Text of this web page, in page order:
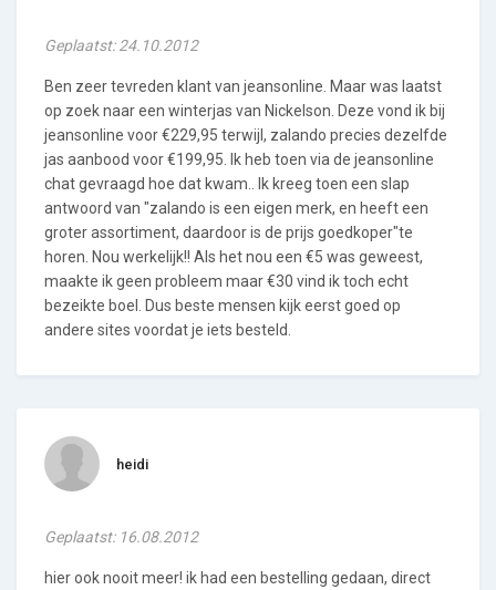
Geplaatst: 24.10.2012
Ben zeer tevreden klant van jeansonline. Maar was laatst
op zoek naar een winterjas van Nickelson. Deze vond ik bij
jeansonline voor €229,95 terwijl, zalando precies dezelfde
jas aanbood voor €199,95. Ik heb toen via de jeansonline
chat gevraagd hoe dat kwam.. Ik kreeg toen een slap
antwoord van "zalando is een eigen merk, en heeft een
groter assortiment, daardoor is de prijs goedkoper"te
horen. Nou werkelijk!! Als het nou een €5 was geweest,
maakte ik geen probleem maar €30 vind ik toch echt
bezeikte boel. Dus beste mensen kijk eerst goed op
andere sites voordat je iets besteld.
heidi
Geplaatst: 16.08.2012
hier ook nooit meer! ik had een bestelling gedaan, direct